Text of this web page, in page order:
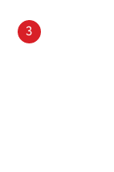
3